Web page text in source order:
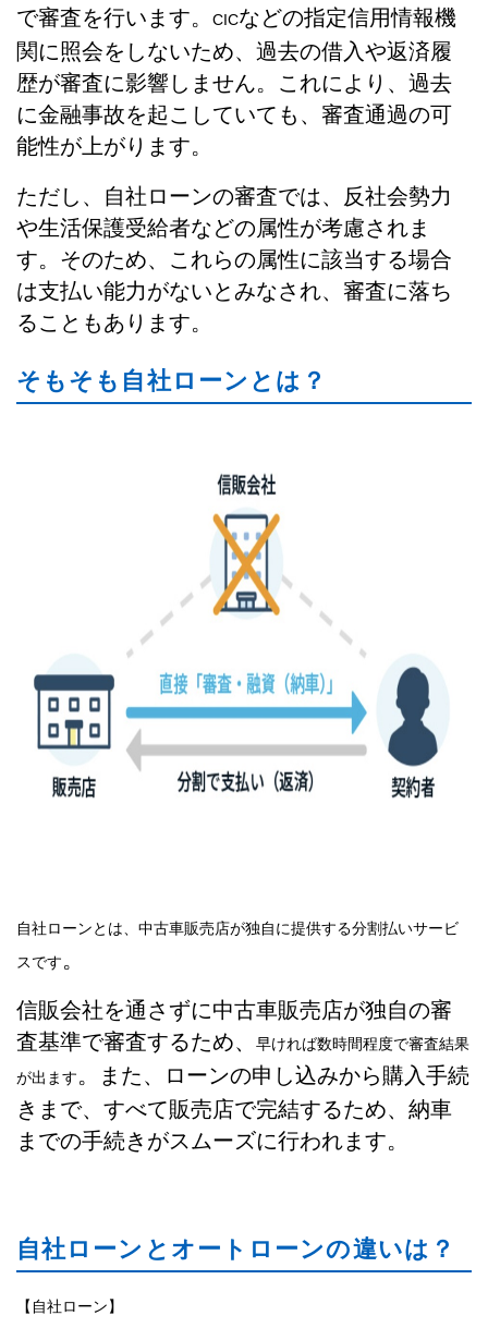
で審査を行います。
CICなどの指定信用情報機
関に照会をしないため、過去の借入や返済履
歴が審査に影響しません。これにより、過去
に金融事故を起こしていても、審査通過の可
能性が上がります。
ただし、自社ローンの審査では、反社会勢力
や生活保護受給者などの属性が考慮されま
す。そのため、これらの属性に該当する場合
は支払い能力がないとみなされ、審査に落ち
ることもあります。
そもそも自社ローンとは？
自社ローンとは、中古車販売店が独自に提供する分割払いサービ
スです。
信販会社を通さずに中古車販売店が独自の審
査基準で審査するため、
早ければ数時間程度で審査結果
が出ます。また、ローンの申し込みから購入手続
きまで、すべて販売店で完結するため、納車
までの手続きがスムーズに行われます。
自社ローンとオートローンの違いは？
【自社ローン】